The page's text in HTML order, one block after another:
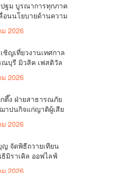
ฐม บูรณาการทุกภาค
อนนโยบายด้านความ
บการป้องกัน
างเทคโนโลยี
2026
ชิญเที่ยวงานเทศกาล
บุรี มิวสิค เฟสติวัล
ก2026
ตึ๊ง ฝ่ายสาธารณภัย
าปนกิจแก่ญาติผู้เสีย
เพลิงไหม้ โรงเบียร์ ณ
นวน 20,000 บาท
2026
ญ จัดพิธีถวายเทียน
มิราเคิล ออฟไลฟ์
พล.ต.ต.ศิริวัฒน์
2026